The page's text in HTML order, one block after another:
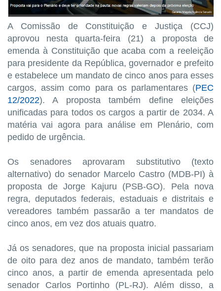
A Comissão de Constituição e Justiça (CCJ)
aprovou nesta quarta-feira (21) a proposta de
emenda à Constituição que acaba com a reeleição
para presidente da República, governador e prefeito
e estabelece um mandato de cinco anos para esses
cargos, assim como para os parlamentares (PEC
12/2022). A proposta também define eleições
unificadas para todos os cargos a partir de 2034. A
matéria vai agora para análise em Plenário, com
pedido de urgência.
Os senadores aprovaram substitutivo (texto
alternativo) do senador Marcelo Castro (MDB-PI) à
proposta de Jorge Kajuru (PSB-GO). Pela nova
regra, deputados federais, estaduais e distritais e
vereadores também passarão a ter mandatos de
cinco anos, em vez dos atuais quatro.
Já os senadores, que na proposta inicial passariam
de oito para dez anos de mandato, também terão
cinco anos, a partir de emenda apresentada pelo
senador Carlos Portinho (PL-RJ). Além disso, a